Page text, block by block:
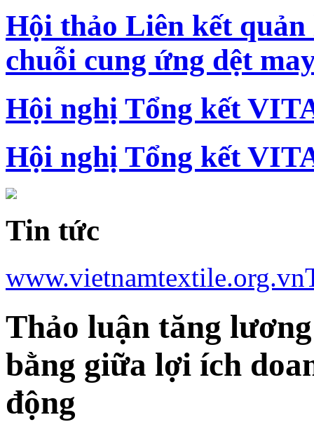
Hội thảo Liên kết
chuỗi cung ứng dệt
Hội nghị Tổng kết
Hội nghị Tổng kết
Tin tức
www.vietnamtextile.org.vn
Thảo luận tăng
bằng giữa lợi ích
động